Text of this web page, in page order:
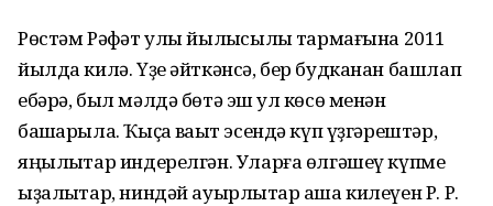
Рөстәм Рәфҡәт улы йылҡысылыҡ тармағына 2011
йылда килә. Үҙе әйткәнсә, бер будканан башлап
ебәрә, был мәлдә бөтә эш ҡул көсө менән
башҡарыла. Ҡыҫҡа ваҡыт эсендә күп үҙгәрештәр,
яңылыҡтар индерелгән. Уларға өлгәшеү күпме
ыҙалыҡтар, ниндәй ауырлыҡтар аша килеүен Р. Р.